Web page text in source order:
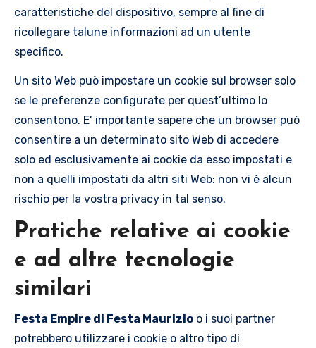
caratteristiche del dispositivo, sempre al fine di
ricollegare talune informazioni ad un utente
specifico.
Un sito Web può impostare un cookie sul browser solo
se le preferenze configurate per quest’ultimo lo
consentono. E’ importante sapere che un browser può
consentire a un determinato sito Web di accedere
solo ed esclusivamente ai cookie da esso impostati e
non a quelli impostati da altri siti Web: non vi è alcun
rischio per la vostra privacy in tal senso.
Pratiche relative ai cookie
e ad altre tecnologie
similari
Festa Empire di Festa Maurizio o i suoi partner
potrebbero utilizzare i cookie o altro tipo di